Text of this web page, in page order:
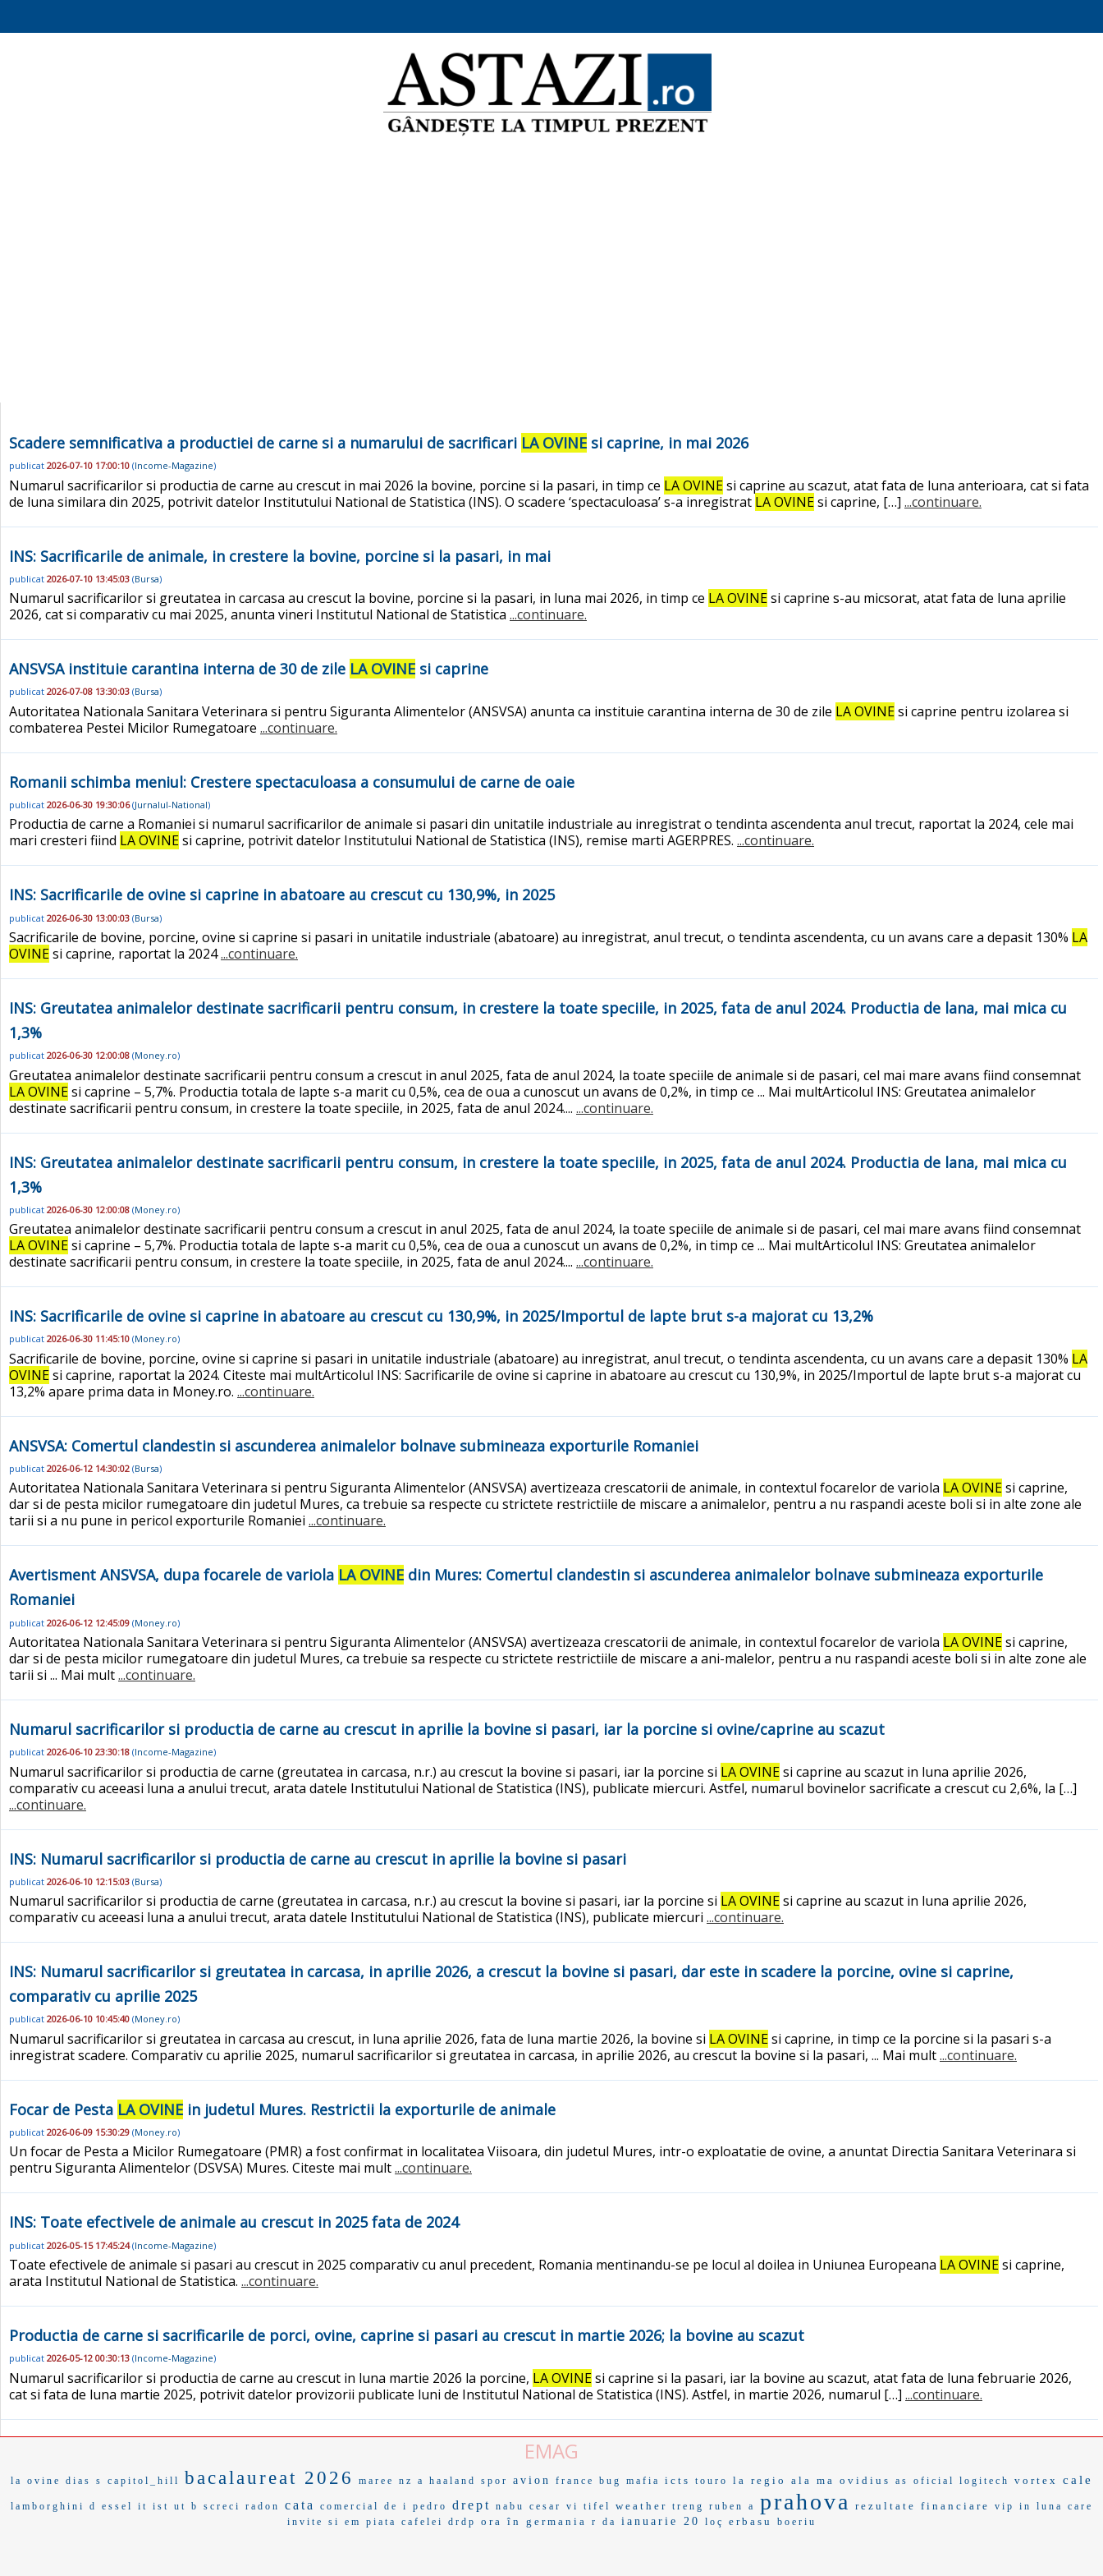
Scadere semnificativa a productiei de carne si a numarului de sacrificari LA OVINE si caprine, in mai 2026
publicat 2026-07-10 17:00:10 (Income-Magazine)
Numarul sacrificarilor si productia de carne au crescut in mai 2026 la bovine, porcine si la pasari, in timp ce LA OVINEsi caprine au scazut, atat fata de luna anterioara, cat si fata
de luna similara din 2025, potrivit datelor Institutului National de Statistica (INS). O scadere ‘spectaculoasa’ s-a inregistrat LA OVINEsi caprine, […] ...continuare.
INS: Sacrificarile de animale, in crestere la bovine, porcine si la pasari, in mai
publicat 2026-07-10 13:45:03 (Bursa)
Numarul sacrificarilor si greutatea in carcasa au crescut la bovine, porcine si la pasari, in luna mai 2026, in timp ce LA OVINEsi caprine s-au micsorat, atat fata de luna aprilie
2026, cat si comparativ cu mai 2025, anunta vineri Institutul National de Statistica ...continuare.
ANSVSA instituie carantina interna de 30 de zile LA OVINE si caprine
publicat 2026-07-08 13:30:03 (Bursa)
Autoritatea Nationala Sanitara Veterinara si pentru Siguranta Alimentelor (ANSVSA) anunta ca instituie carantina interna de 30 de zile LA OVINEsi caprine pentru izolarea si
combaterea Pestei Micilor Rumegatoare ...continuare.
Romanii schimba meniul: Crestere spectaculoasa a consumului de carne de oaie
publicat 2026-06-30 19:30:06(Jurnalul-National)
Productia de carne a Romaniei si numarul sacrificarilor de animale si pasari din unitatile industriale au inregistrat o tendinta ascendenta anul trecut, raportat la 2024, cele mai
mari cresteri fiind LA OVINEsi caprine, potrivit datelor Institutului National de Statistica (INS), remise marti AGERPRES. ...continuare.
INS: Sacrificarile de ovine si caprine in abatoare au crescut cu 130,9%, in 2025
publicat 2026-06-30 13:00:03 (Bursa)
Sacrificarile de bovine, porcine, ovine si caprine si pasari in unitatile industriale (abatoare) au inregistrat, anul trecut, o tendinta ascendenta, cu un avans care a depasit 130% LA
OVINEsi caprine, raportat la 2024...continuare.
INS: Greutatea animalelor destinate sacrificarii pentru consum, in crestere la toate speciile, in 2025, fata de anul 2024. Productia de lana, mai mica cu
1,3%
publicat 2026-06-30 12:00:08 (Money.ro)
Greutatea animalelor destinate sacrificarii pentru consum a crescut in anul 2025, fata de anul 2024, la toate speciile de animale si de pasari, cel mai mare avans fiind consemnat
LA OVINEsi caprine – 5,7%. Productia totala de lapte s-a marit cu 0,5%, cea de oua a cunoscut un avans de 0,2%, in timp ce ... Mai multArticolul INS: Greutatea animalelor
destinate sacrificarii pentru consum, in crestere la toate speciile, in 2025, fata de anul 2024.... ...continuare.
INS: Greutatea animalelor destinate sacrificarii pentru consum, in crestere la toate speciile, in 2025, fata de anul 2024. Productia de lana, mai mica cu
1,3%
publicat 2026-06-30 12:00:08 (Money.ro)
Greutatea animalelor destinate sacrificarii pentru consum a crescut in anul 2025, fata de anul 2024, la toate speciile de animale si de pasari, cel mai mare avans fiind consemnat
LA OVINEsi caprine – 5,7%. Productia totala de lapte s-a marit cu 0,5%, cea de oua a cunoscut un avans de 0,2%, in timp ce ... Mai multArticolul INS: Greutatea animalelor
destinate sacrificarii pentru consum, in crestere la toate speciile, in 2025, fata de anul 2024.... ...continuare.
INS: Sacrificarile de ovine si caprine in abatoare au crescut cu 130,9%, in 2025/Importul de lapte brut s-a majorat cu 13,2%
publicat 2026-06-30 11:45:10 (Money.ro)
Sacrificarile de bovine, porcine, ovine si caprine si pasari in unitatile industriale (abatoare) au inregistrat, anul trecut, o tendinta ascendenta, cu un avans care a depasit 130% LA
OVINEsi caprine, raportat la 2024. Citeste mai multArticolul INS: Sacrificarile de ovine si caprine in abatoare au crescut cu 130,9%, in 2025/Importul de lapte brut s-a majorat cu
13,2% apare prima data in Money.ro. ...continuare.
ANSVSA: Comertul clandestin si ascunderea animalelor bolnave submineaza exporturile Romaniei
publicat 2026-06-12 14:30:02 (Bursa)
Autoritatea Nationala Sanitara Veterinara si pentru Siguranta Alimentelor (ANSVSA) avertizeaza crescatorii de animale, in contextul focarelor de variola LA OVINEsi caprine,
dar si de pesta micilor rumegatoare din judetul Mures, ca trebuie sa respecte cu strictete restrictiile de miscare a animalelor, pentru a nu raspandi aceste boli si in alte zone ale
tarii si a nu pune in pericol exporturile Romaniei ...continuare.
Avertisment ANSVSA, dupa focarele de variola LA OVINE din Mures: Comertul clandestin si ascunderea animalelor bolnave submineaza exporturile
Romaniei
publicat 2026-06-12 12:45:09 (Money.ro)
Autoritatea Nationala Sanitara Veterinara si pentru Siguranta Alimentelor (ANSVSA) avertizeaza crescatorii de animale, in contextul focarelor de variola LA OVINEsi caprine,
dar si de pesta micilor rumegatoare din judetul Mures, ca trebuie sa respecte cu strictete restrictiile de miscare a ani-malelor, pentru a nu raspandi aceste boli si in alte zone ale
tarii si ... Mai mult...continuare.
Numarul sacrificarilor si productia de carne au crescut in aprilie la bovine si pasari, iar la porcine si ovine/caprine au scazut
publicat 2026-06-10 23:30:18 (Income-Magazine)
Numarul sacrificarilor si productia de carne (greutatea in carcasa, n.r.) au crescut la bovine si pasari, iar la porcine si LA OVINEsi caprine au scazut in luna aprilie 2026,
comparativ cu aceeasi luna a anului trecut, arata datele Institutului National de Statistica (INS), publicate miercuri. Astfel, numarul bovinelor sacrificate a crescut cu 2,6%, la […]
...continuare.
INS: Numarul sacrificarilor si productia de carne au crescut in aprilie la bovine si pasari
publicat 2026-06-10 12:15:03 (Bursa)
Numarul sacrificarilor si productia de carne (greutatea in carcasa, n.r.) au crescut la bovine si pasari, iar la porcine si LA OVINEsi caprine au scazut in luna aprilie 2026,
comparativ cu aceeasi luna a anului trecut, arata datele Institutului National de Statistica (INS), publicate miercuri ...continuare.
INS: Numarul sacrificarilor si greutatea in carcasa, in aprilie 2026, a crescut la bovine si pasari, dar este in scadere la porcine, ovine si caprine,
comparativ cu aprilie 2025
publicat 2026-06-10 10:45:40 (Money.ro)
Numarul sacrificarilor si greutatea in carcasa au crescut, in luna aprilie 2026, fata de luna martie 2026, la bovine si LA OVINEsi caprine, in timp ce la porcine si la pasari s-a
inregistrat scadere. Comparativ cu aprilie 2025, numarul sacrificarilor si greutatea in carcasa, in aprilie 2026, au crescut la bovine si la pasari, ... Mai mult...continuare.
Focar de Pesta LA OVINE in judetul Mures. Restrictii la exporturile de animale
publicat 2026-06-09 15:30:29 (Money.ro)
Un focar de Pesta a Micilor Rumegatoare (PMR) a fost confirmat in localitatea Viisoara, din judetul Mures, intr-o exploatatie de ovine, a anuntat Directia Sanitara Veterinara si
pentru Siguranta Alimentelor (DSVSA) Mures. Citeste mai mult...continuare.
INS: Toate efectivele de animale au crescut in 2025 fata de 2024
publicat 2026-05-15 17:45:24(Income-Magazine)
Toate efectivele de animale si pasari au crescut in 2025 comparativ cu anul precedent, Romania mentinandu-se pe locul al doilea in Uniunea Europeana LA OVINEsi caprine,
arata Institutul National de Statistica. ...continuare.
Productia de carne si sacrificarile de porci, ovine, caprine si pasari au crescut in martie 2026; la bovine au scazut
publicat 2026-05-12 00:30:13 (Income-Magazine)
Numarul sacrificarilor si productia de carne au crescut in luna martie 2026 la porcine, LA OVINEsi caprine si la pasari, iar la bovine au scazut, atat fata de luna februarie 2026,
cat si fata de luna martie 2025, potrivit datelor provizorii publicate luni de Institutul National de Statistica (INS). Astfel, in martie 2026, numarul […] ...continuare.
EMAG
la ovine dias s capitol_hill bacalaureat 2026 maree nz a haaland spor avion france bug mafia icts touro la regio ala ma ovidius as oficial logitech vortex cale
lamborghini d essel it ist ut b screci radon cata comercial de i pedro drept nabu cesar vi tifel weather treng ruben a prahova rezultate financiare vip in
luna care
invite
si em piata cafelei drdp ora în germania r da ianuarie 20 loç erbasu boeriu